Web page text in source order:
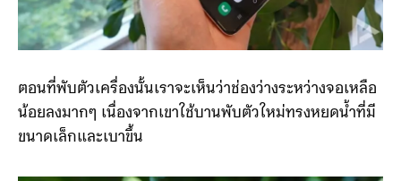
ตอนที่พับตัวเครื่องนั้นเราจะเห็นว่าช่องว่างระหว่างจอเหลือ
น้อยลงมากๆ เนื่องจากเขาใช้บานพับตัวใหม่ทรงหยดน้ำที่มี
ขนาดเล็กและเบาขึ้น